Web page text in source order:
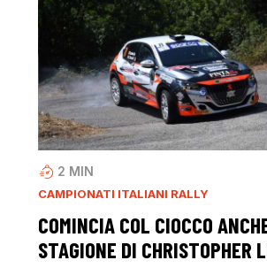
2 MIN
CAMPIONATI ITALIANI RALLY
COMINCIA COL CIOCCO
STAGIONE DI CHRISTOPHER